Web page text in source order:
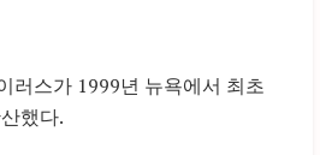
러스가 1999년 뉴욕에서 최초
했다.